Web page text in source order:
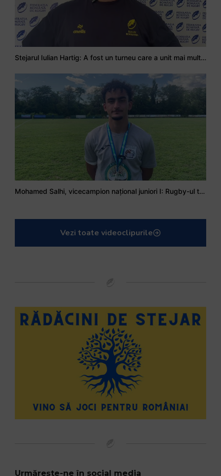
Stejarul Iulian Hartig: A fost un turneu care a unit mai mult echipa
Mohamed Salhi, vicecampion național juniori I: Rugby-ul te învață să accepți și înfrângerile
Vezi toate videoclipurile
Urmărește-ne în social media